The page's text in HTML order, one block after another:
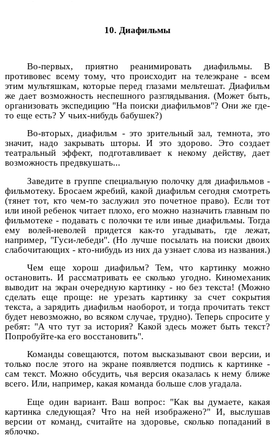
10. Диафильмы
Во-первых, приятно реанимировать диафильмы. В
противовес всему тому, что происходит на телеэкране - всем
этим мультяшкам, которые перед глазами мельтешат. Диафильм
же дает возможность неспешного разглядывания. (Может быть,
организовать экспедицию "На поиски диафильмов"? Они же где-
то еще есть? У чьих-нибудь бабушек?)
Во-вторых, диафильм - это зрительный зал, темнота, это
значит, надо закрывать шторы. И это здорово. Это создает
театральный эффект, подготавливает к некому действу, дает
возможность предвкушать...
Заведите в группе специальную полочку для диафильмов -
фильмотеку. Бросаем жребий, какой диафильм сегодня смотреть
(тянет тот, кто чем-то заслужил это почетное право). Если тот
или иной ребенок читает плохо, его можно назначить главным по
фильмотеке - подавать с полочки те или иные диафильмы. Тогда
ему волей-неволей придется как-то угадывать, где лежат,
например, "Гуси-лебеди". (Но лучше посылать на поиски двоих
слабочитающих - кто-нибудь из них да узнает слова из названия.)
Чем еще хорош диафильм? Тем, что картинку можно
остановить. И рассматривать ее сколько угодно. Киномеханик
выводит на экран очередную картинку - но без текста! (Можно
сделать еще проще: не урезать картинку за счет сокрытия
текста, а зарядить диафильм наоборот, и тогда прочитать текст
будет невозможно, во всяком случае, трудно). Теперь спросите у
ребят: "А что тут за история? Какой здесь может быть текст?
Попробуйте-ка его восстановить".
Команды совещаются, потом высказывают свои версии, и
только после этого на экране появляется подпись к картинке -
сам текст. Можно обсудить, чья версия оказалась к нему ближе
всего. Или, например, какая команда больше слов угадала.
Еще один вариант. Ваш вопрос: "Как вы думаете, какая
картинка следующая? Что на ней изображено?" И, выслушав
версии от команд, считайте на здоровье, сколько попаданий в
яблочко.